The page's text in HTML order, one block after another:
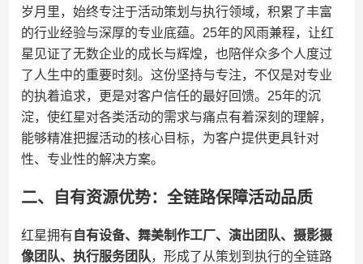
岁月里，始终专注于活动策划与执行领域，积累了丰富
的行业经验与深厚的专业底蕴。25年的风雨兼程，让红
星见证了无数企业的成长与辉煌，也陪伴众多个人度过
了人生中的重要时刻。这份坚持与专注，不仅是对专业
的执着追求，更是对客户信任的最好回馈。25年的沉
淀，使红星对各类活动的需求与痛点有着深刻的理解，
能够精准把握活动的核心目标，为客户提供更具针对
性、专业性的解决方案。
二、自有资源优势：全链路保障活动品质
红星拥有​ ​自有设备、舞美制作工厂、演出团队、摄影摄
像团队、执行服务团队​​，形成了从策划到执行的全链路